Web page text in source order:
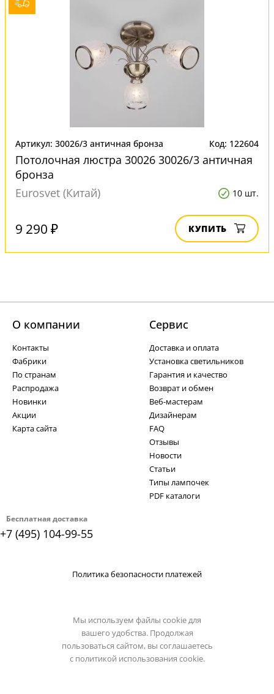
Артикул: 30026/3 античная бронза Код: 122604
Потолочная люстра 30026 30026/3 античная
бронза
Eurosvet (Китай)
10 шт.
9 290 ₽ КУПИТЬ
Бесплатная доставка
+7 (495) 104-99-55
О компании
Контакты
Фабрики
По странам
Распродажа
Новинки
Акции
Карта сайта
Cервис
Доставка и оплата
Установка светильников
Гарантия и качество
Возврат и обмен
Веб-мастерам
Дизайнерам
FAQ
Отзывы
Новости
Статьи
Типы лампочек
PDF каталоги
Политика безопасности платежей
Мы используем файлы cookie для
вашего удобства. Продолжая
пользоваться сайтом, вы соглашаетесь
с политикой использования cookie.